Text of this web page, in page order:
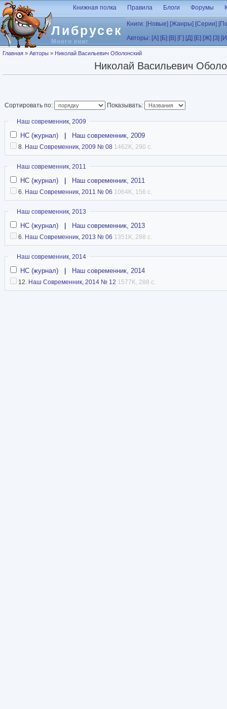
Перейти к основному содержанию
Либрусек
Много книг
Книжная полка Правила Блоги Форумы
Книги: [Новые] [Жанры] [Серии]
Авторы: [А] [Б] [В] [Г] [Д] [Е] [Ж] [З]
Вы здесь
Главная » Авторы » Николай Васильевич Оболонский
Николай Васильевич
Сортировать по: Показывать:
Скрыть
Наш современник, 2009
НС (журнал) Наш современник, 2009
8. Наш Современник, 2009 № 08 1462K, 290 с.
Скрыть
Наш современник, 2011
НС (журнал) Наш современник, 2011
6. Наш Современник, 2011 № 06 1064K, 156 с.
Скрыть
Наш современник, 2013
НС (журнал) Наш современник, 2013
6. Наш Современник, 2013 № 06 1351K, 288 с.
Скрыть
Наш современник, 2014
НС (журнал) Наш современник, 2014
12. Наш Современник, 2014 № 12 1577K, 288 с.